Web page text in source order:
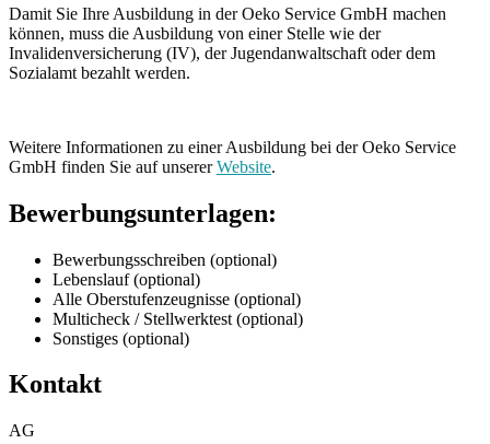
Damit Sie Ihre Ausbildung in der Oeko Service GmbH machen
können, muss die Ausbildung von einer Stelle wie der
Invalidenversicherung (IV), der Jugendanwaltschaft oder dem
Sozialamt bezahlt werden.
Weitere Informationen zu einer Ausbildung bei der Oeko Service
GmbH finden Sie auf unsererWebsite.
Bewerbungsunterlagen:
Bewerbungsschreiben (optional)
Lebenslauf (optional)
Alle Oberstufenzeugnisse (optional)
Multicheck / Stellwerktest (optional)
Sonstiges (optional)
Kontakt
AG